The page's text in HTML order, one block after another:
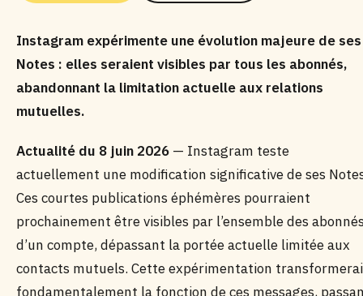
Instagram expérimente une évolution majeure de ses
Notes : elles seraient visibles par tous les abonnés,
abandonnant la limitation actuelle aux relations
mutuelles.
Actualité du 8 juin 2026 — Instagram teste
actuellement une modification significative de ses
Ces courtes publications éphémères pourraient
prochainement être visibles par l’ensemble des
d’un compte, dépassant la portée actuelle limitée aux
contacts mutuels. Cette expérimentation
fondamentalement la fonction de ces messages,